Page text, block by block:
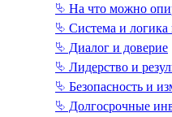
⮱ На что можно
⮱ Система и логика
⮱ Диалог и доверие
⮱ Лидерство и
⮱ Безопасность и
⮱ Долгосрочные